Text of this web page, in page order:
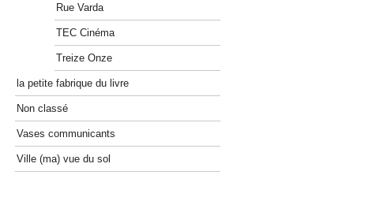
Rue Varda
TEC Cinéma
Treize Onze
la petite fabrique du livre
Non classé
Vases communicants
Ville (ma) vue du sol